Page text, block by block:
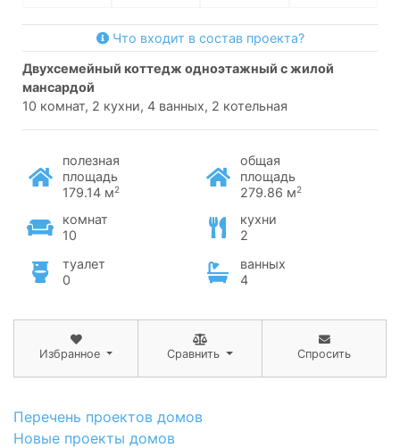
Что входит в состав проекта?
двухсемейный коттедж одноэтажный с жилой
мансардой
10 комнат, 2 кухни, 4 ванных, 2 котельная
полезная
площадь
179.14 м2
общая
площадь
279.86 м2
комнат
10
кухни
2
туалет
0
ванных
4
Избранное Сравнить Спросить
Перечень проектов домов
Новые проекты домов